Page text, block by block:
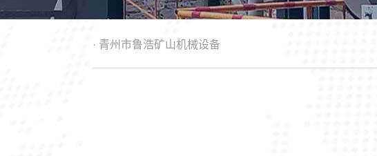
· 青州市鲁浩矿山机械设备